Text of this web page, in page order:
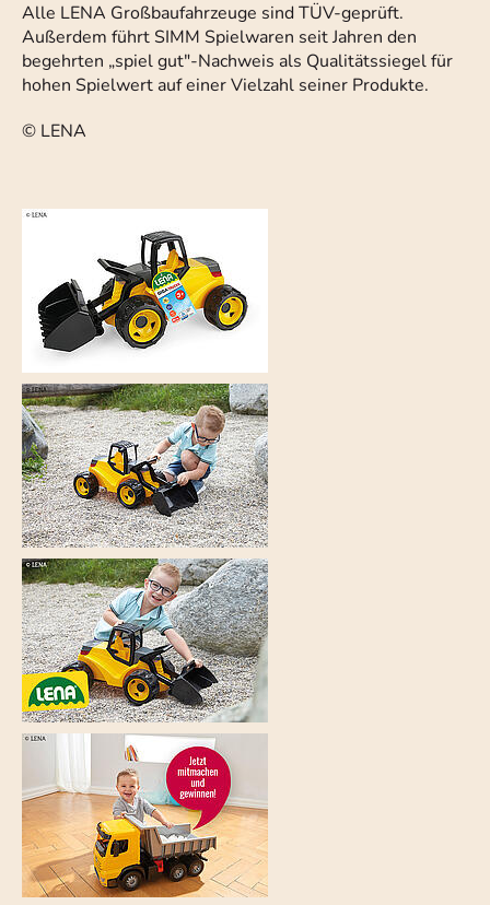
Alle LENA Großbaufahrzeuge sind TÜV-geprüft.
Außerdem führt SIMM Spielwaren seit Jahren den
begehrten „spiel gut"-Nachweis als Qualitätssiegel für
hohen Spielwert auf einer Vielzahl seiner Produkte.
© LENA